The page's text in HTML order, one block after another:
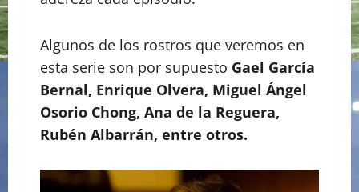
Algunos de los rostros que veremos en
esta serie son por supuesto Gael García
Bernal, Enrique Olvera, Miguel Ángel
Osorio Chong, Ana de la Reguera,
Rubén Albarrán, entre otros.